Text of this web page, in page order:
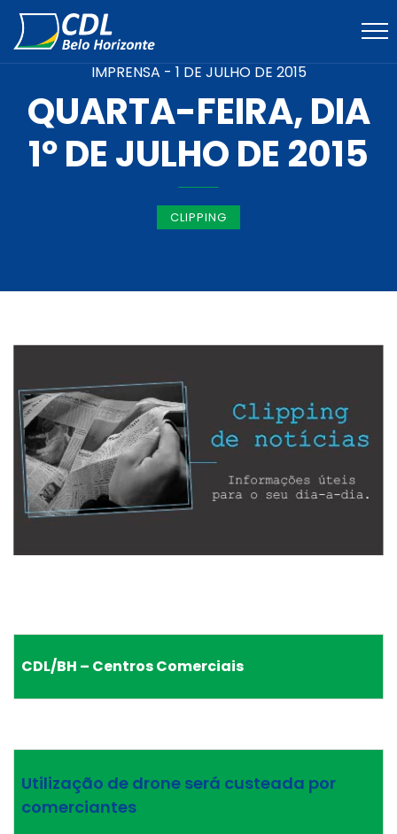
IMPRENSA - 1 DE JULHO DE 2015
QUARTA-FEIRA, DIA
1º DE JULHO DE 2015
CLIPPING
CDL/BH – Centros Comerciais
Utilização de drone será custeada por
comerciantes